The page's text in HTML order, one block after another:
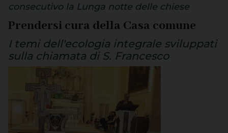
consecutivo la Lunga notte delle chiese
Prendersi cura della Casa comune
I temi dell'ecologia integrale sviluppati
sulla chiamata di S. Francesco